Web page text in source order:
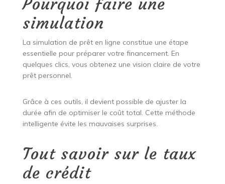
Pourquoi faire une
simulation
La simulation de prêt en ligne constitue une étape
essentielle pour préparer votre financement. En
quelques clics, vous obtenez une vision claire de votre
prêt personnel.
Grâce à ces outils, il devient possible de ajuster la
durée afin de optimiser le coût total. Cette méthode
intelligente évite les mauvaises surprises.
Tout savoir sur le taux
de crédit